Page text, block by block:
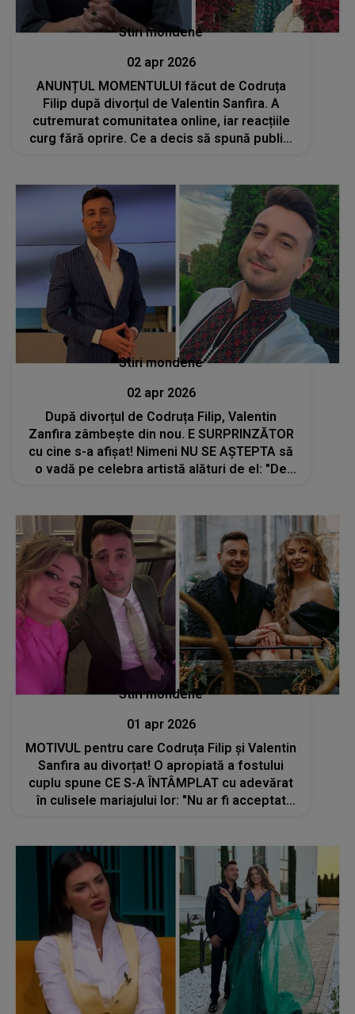
Stiri mondene
02 apr 2026
ANUNȚUL MOMENTULUI făcut de Codruța
Filip după divorțul de Valentin Sanfira. A
cutremurat comunitatea online, iar reacțiile
curg fără oprire. Ce a decis să spună public:
Stiri mondene
02 apr 2026
După divorțul de Codruța Filip, Valentin
Zanfira zâmbește din nou. E SURPRINZĂTOR
cu cine s-a afișat! Nimeni NU SE AȘTEPTA să
o vadă pe celebra artistă alături de el: "De
Stiri mondene
01 apr 2026
MOTIVUL pentru care Codruța Filip și Valentin
Sanfira au divorțat! O apropiată a fostului
cuplu spune CE S-A ÎNTÂMPLAT cu adevărat
în culisele mariajului lor: "Nu ar fi acceptat